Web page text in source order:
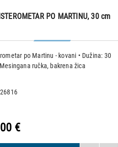
PO MARTINU, 30 cm
po Martinu - kovani • Dužina: 30
ručka, bakrena žica
€